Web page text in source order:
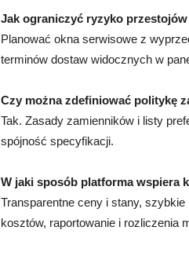
Jak ograniczyć ryzyko
Planować okna serwisowe z
terminów dostaw widocznych w
Czy można zdefiniować politykę
Tak. Zasady zamienników i listy
spójność specyfikacji.
W jaki sposób platforma wspiera
Transparentne ceny i stany,
kosztów, raportowanie i rozliczenia